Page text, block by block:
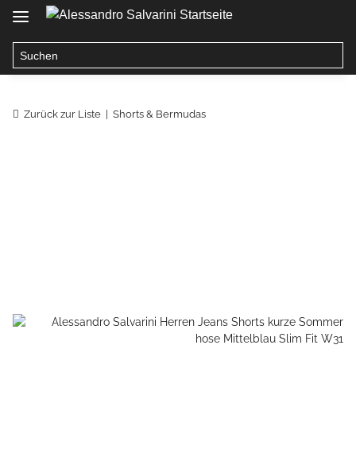
Zurück zur Liste Shorts & Bermudas